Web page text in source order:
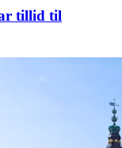
tillid til